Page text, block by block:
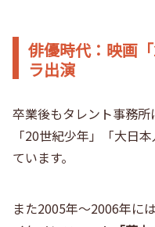
俳優時代：映画
ラ出演
卒業後もタレント事務
「20世紀少年」「大日
ています。
また2005年～2006年に